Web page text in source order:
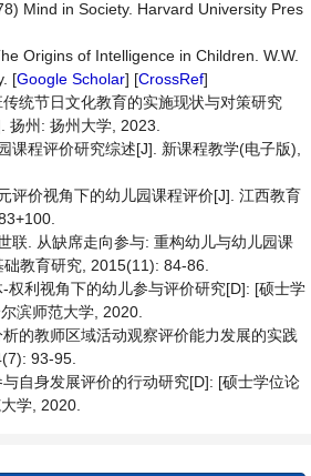
Mind in Society. Harvard University Pres
Origins of Intelligence in Children. W.W.
[Google Scholar] [CrossRef]
统节日文化教育的实施现状与对策研究
扬州: 扬州大学, 2023.
课程评价研究综述[J]. 新课程教学(电子版),
评价视角下的幼儿园课程评价[J]. 江西教育
联. 从缺席走向参与: 重构幼儿与幼儿园课
教育研究, 2015(11): 84-86.
权利视角下的幼儿参与评价研究[D]: [硕士学
滨师范大学, 2020.
的教师区域活动观察评价能力发展的实践
93-95.
自身发展评价的行动研究[D]: [硕士学位论
学, 2020.